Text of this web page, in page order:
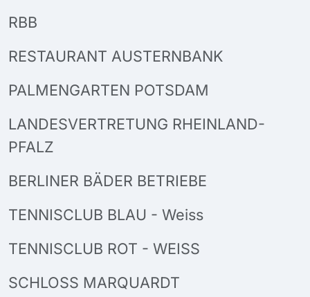
RBB
RESTAURANT AUSTERNBANK
PALMENGARTEN POTSDAM
LANDESVERTRETUNG RHEINLAND-
PFALZ
BERLINER BÄDER BETRIEBE
TENNISCLUB BLAU - Weiss
TENNISCLUB ROT - WEISS
SCHLOSS MARQUARDT